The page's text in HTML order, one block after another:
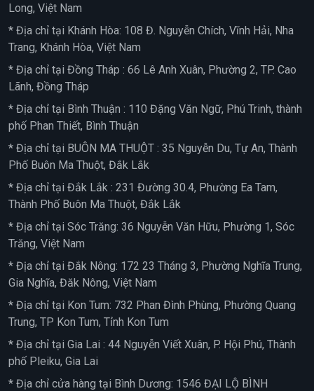
Long, Việt Nam
* Địa chỉ tại Khánh Hòa: 108 Đ. Nguyễn Chích, Vĩnh Hải, Nha
Trang, Khánh Hòa, Việt Nam
* Địa chỉ tại Đồng Tháp : 66 Lê Anh Xuân, Phường 2, TP. Cao
Lãnh, Đồng Tháp
* Địa chỉ tại Bình Thuận : 110 Đặng Văn Ngữ, Phú Trinh, thành
phố Phan Thiết, Bình Thuận
* Địa chỉ tại BUÔN MA THUỘT : 35 Nguyễn Du, Tự An, Thành
Phố Buôn Ma Thuột, Đắk Lắk
* Địa chỉ tại Đắk Lắk : 231 Đường 30.4, Phường Ea Tam,
Thành Phố Buôn Ma Thuột, Đắk Lắk
* Địa chỉ tại Sóc Trăng: 36 Nguyễn Văn Hữu, Phường 1, Sóc
Trăng, Việt Nam
* Địa chỉ tại Đắk Nông: 172 23 Tháng 3, Phường Nghĩa Trung,
Gia Nghĩa, Đăk Nông, Việt Nam
* Địa chỉ tại Kon Tum: 732 Phan Đình Phùng, Phường Quang
Trung, TP Kon Tum, Tỉnh Kon Tum
* Địa chỉ tại Gia Lai : 44 Nguyễn Viết Xuân, P. Hội Phú, Thành
phố Pleiku, Gia Lai
* Địa chỉ cửa hàng tại Bình Dương: 1546 ĐẠI LỘ BÌNH